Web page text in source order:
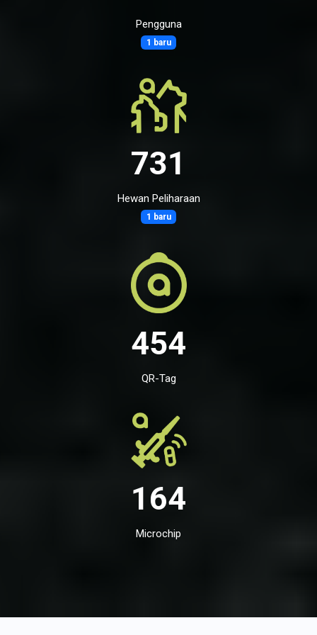
Pengguna
1 baru
731
Hewan Peliharaan
1 baru
454
QR-Tag
164
Microchip